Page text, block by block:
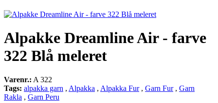
Alpakke Dreamline Air - farve
322 Blå meleret
Varenr.: A 322
Tags: alpakka garn , Alpakka , Alpakka Fur, Garn Fur, Garn
Rakla , Garn Peru